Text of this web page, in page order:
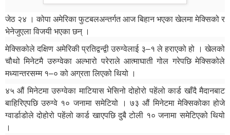
जेठ २४ । कोपा अमेरिका फुटबलअन्तर्गत आज बिहान भएका खेलमा मेक्सिको र
भेनेजुएला विजयी भएका छन् ।
मेक्सिकोले दक्षिण अमेरिकी प्रतिद्वन्द्वी उरुग्वेलाई ३–१ ले हराएको हो । खेलको
चौथो मिनेटमै उरुग्वेका अल्भारो परेराले आत्माघाती गोल गरेपछि मेक्सिकोले
मध्यान्तरसम्म १–० को अग्रता लिएको थियो ।
४५ औं मिनेटमा उरुग्वेका माटियास भेसिनो दोहोरो पहेंलो कार्ड खाँदै मैदानबाट
बाहिरिएपछि उरुग्वे १० जनामा समेटियो । ७३ औं मिनेटमा मेक्सिकोका होजे
ग्वार्डाडोले दोहोरो पहेंलो कार्ड खाएपछि दुबै टोली १० जनामा समेटिएको थियो
।